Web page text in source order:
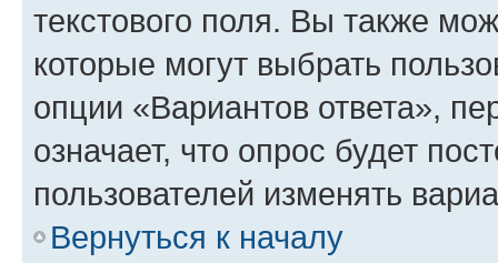
текстового поля. Вы также
которые могут выбрать
опции «Вариантов ответа»,
означает, что опрос будет
пользователей изменять
Вернуться к началу